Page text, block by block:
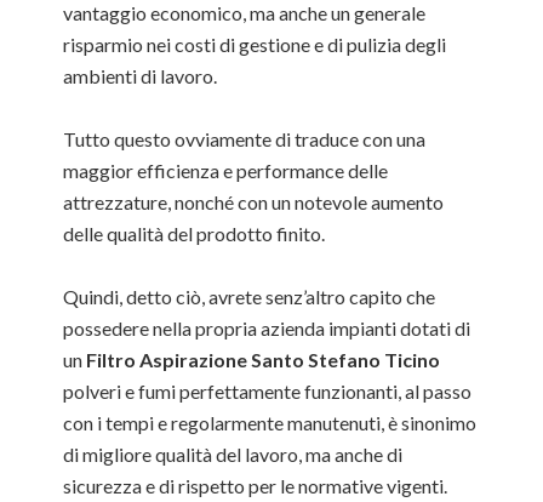
vantaggio economico, ma anche un generale
risparmio nei costi di gestione e di pulizia degli
ambienti di lavoro.
Tutto questo ovviamente di traduce con una
maggior efficienza e performance delle
attrezzature, nonché con un notevole aumento
delle qualità del prodotto finito.
Quindi, detto ciò, avrete senz’altro capito che
possedere nella propria azienda impianti dotati di
un Filtro Aspirazione Santo Stefano Ticino
polveri e fumi perfettamente funzionanti, al passo
con i tempi e regolarmente manutenuti, è sinonimo
di migliore qualità del lavoro, ma anche di
sicurezza e di rispetto per le normative vigenti.